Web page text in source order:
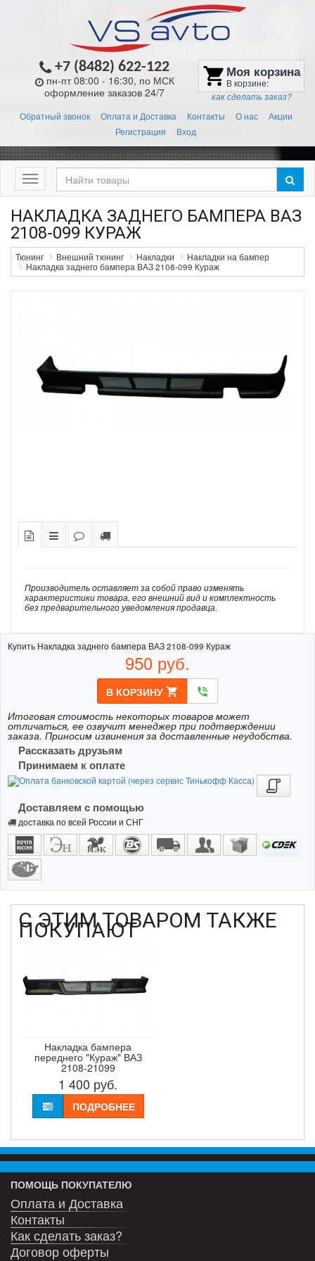
+7 (8482) 622-122
пн-пт 08:00 - 16:30, по МСК
оформление заказов 24/7
shopping_cart Моя корзина
В корзине:
как сделать заказ?
Обратный звонок Оплата и Доставка Контакты О нас
Акции
Регистрация
Вход
Меню
НАКЛАДКА ЗАДНЕГО БАМПЕРА ВАЗ
2108-099 КУРАЖ
Тюнинг Внешний тюнинг Накладки
Накладки на бампер
Накладка заднего бампера ВАЗ 2108-099 Кураж
Производитель оставляет за собой право изменять
характеристики товара, его внешний вид и комплектность
без предварительного уведомления продавца.
Купить Накладка заднего бампера ВАЗ 2108-099 Кураж
950 руб.
В КОРЗИНУ shopping_cart phone_in_talk
Итоговая стоимость некоторых товаров может
отличаться, ее озвучит менеджер при подтверждении
заказа. Приносим извинения за доставленные неудобства.
Рассказать друзьям
Принимаем к оплате
Доставляем с помощью
доставка по всей России и СНГ
С ЭТИМ ТОВАРОМ ТАКЖЕ
ПОКУПАЮТ
Накладка бампера
переднего "Кураж" ВАЗ
2108-21099
1 400 руб.
ПОДРОБНЕЕ
ПОМОЩЬ ПОКУПАТЕЛЮ
Оплата и Доставка
Контакты
Как сделать заказ?
Договор оферты